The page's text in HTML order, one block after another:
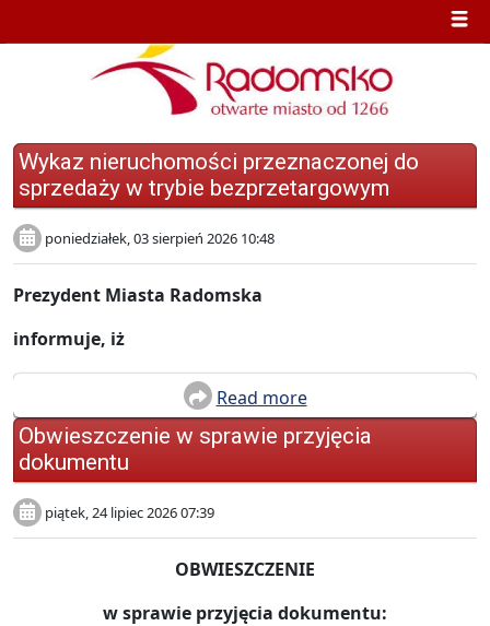
Wykaz nieruchomości przeznaczonej do
sprzedaży w trybie bezprzetargowym
poniedziałek, 03 sierpień 2026 10:48
Prezydent Miasta Radomska
informuje, iż
Read more
Obwieszczenie w sprawie przyjęcia
dokumentu
piątek, 24 lipiec 2026 07:39
OBWIESZCZENIE
w sprawie przyjęcia dokumentu: